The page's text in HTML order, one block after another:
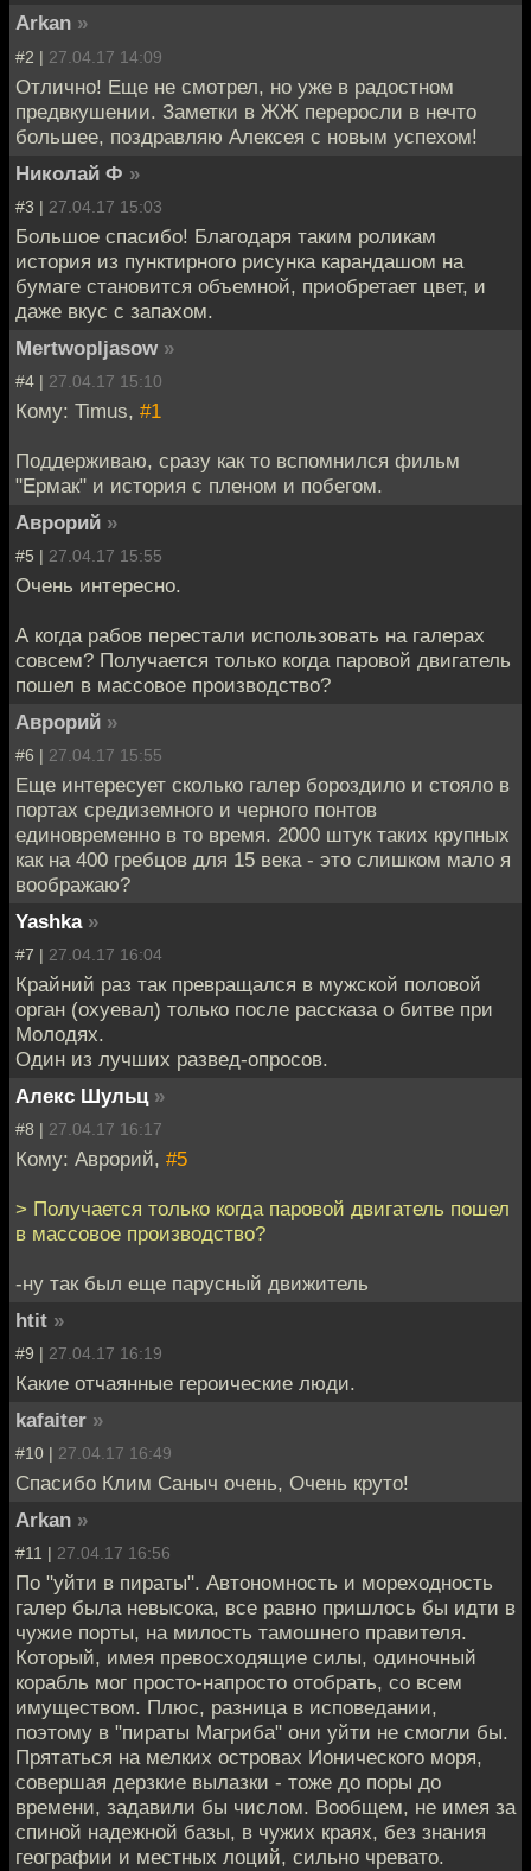
Arkan »
#2 | 27.04.17 14:09
Отлично! Еще не смотрел, но уже в радостном
предвкушении. Заметки в ЖЖ переросли в нечто
большее, поздравляю Алексея с новым успехом!
Николай Ф »
#3 | 27.04.17 15:03
Большое спасибо! Благодаря таким роликам
история из пунктирного рисунка карандашом на
бумаге становится объемной, приобретает цвет, и
даже вкус с запахом.
Mertwopljasow »
#4 | 27.04.17 15:10
Кому: Timus, #1
Поддерживаю, сразу как то вспомнился фильм
"Ермак" и история с пленом и побегом.
Аврорий »
#5 | 27.04.17 15:55
Очень интересно.
А когда рабов перестали использовать на галерах
совсем? Получается только когда паровой двигатель
пошел в массовое производство?
Аврорий »
#6 | 27.04.17 15:55
Еще интересует сколько галер бороздило и стояло в
портах средиземного и черного понтов
единовременно в то время. 2000 штук таких крупных
как на 400 гребцов для 15 века - это слишком мало я
воображаю?
Yashka »
#7 | 27.04.17 16:04
Крайний раз так превращался в мужской половой
орган (охуевал) только после рассказа о битве при
Молодях.
Один из лучших развед-опросов.
Алекс Шульц »
#8 | 27.04.17 16:17
Кому: Аврорий, #5
> Получается только когда паровой двигатель пошел
в массовое производство?
-ну так был еще парусный движитель
htit »
#9 | 27.04.17 16:19
Какие отчаянные героические люди.
kafaiter »
#10 | 27.04.17 16:49
Спасибо Клим Саныч очень, Очень круто!
Arkan »
#11 | 27.04.17 16:56
По "уйти в пираты". Автономность и мореходность
галер была невысока, все равно пришлось бы идти в
чужие порты, на милость тамошнего правителя.
Который, имея превосходящие силы, одиночный
корабль мог просто-напросто отобрать, со всем
имуществом. Плюс, разница в исповедании,
поэтому в "пираты Магриба" они уйти не смогли бы.
Прятаться на мелких островах Ионического моря,
совершая дерзкие вылазки - тоже до поры до
времени, задавили бы числом. Вообщем, не имея за
спиной надежной базы, в чужих краях, без знания
географии и местных лоций, сильно чревато.